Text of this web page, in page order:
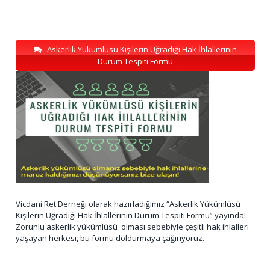
Askerlik Yükümlüsü Kişilerin Uğradığı Hak İhlallerinin
Durum Tespiti Formu
Vicdani Ret Derneği olarak hazırladığımız “Askerlik Yükümlüsü
Kişilerin Uğradığı Hak İhlallerinin Durum Tespiti Formu” yayında!
Zorunlu askerlik yükümlüsü olması sebebiyle çeşitli hak ihlalleri
yaşayan herkesi, bu formu doldurmaya çağırıyoruz.